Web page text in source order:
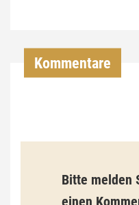
i
Kommentare
Bitte melden